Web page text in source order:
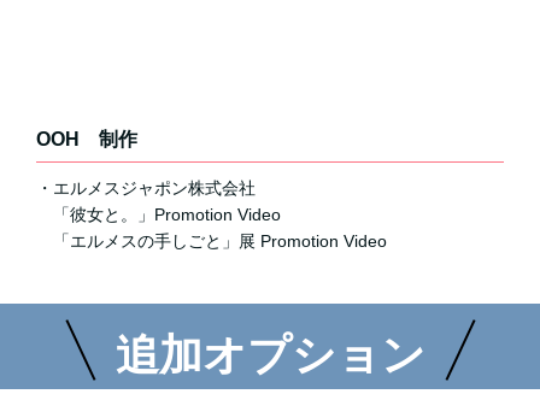
OOH 制作
・エルメスジャポン株式会社
「彼女と。」Promotion Video
「エルメスの手しごと」展 Promotion Video
追加オプション